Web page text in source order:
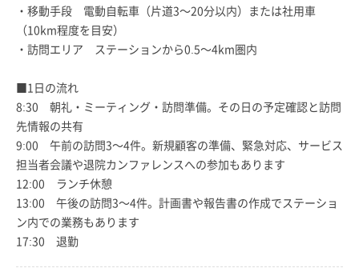
・移動手段 電動自転車（片道3～20分以内）または社用車
（10km程度を目安）
・訪問エリア ステーションから0.5～4km圏内
■1日の流れ
8:30 朝礼・ミーティング・訪問準備。その日の予定確認と訪問
先情報の共有
9:00 午前の訪問3～4件。新規顧客の準備、緊急対応、サービス
担当者会議や退院カンファレンスへの参加もあります
12:00 ランチ休憩
13:00 午後の訪問3～4件。計画書や報告書の作成でステーショ
ン内での業務もあります
17:30 退勤